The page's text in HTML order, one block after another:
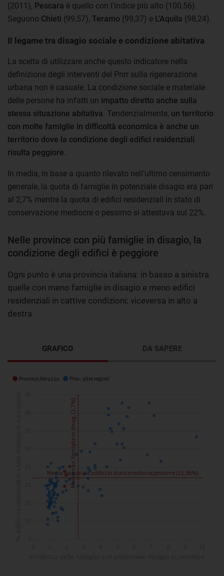
(2011), Pescara è quello con l'indice più alto (100,56).
Seguono Chieti (99,57), Teramo (99,37) e L’Aquila (98,24).
Il legame tra disagio sociale e condizione abitativa
La scelta di utilizzare anche questo indicatore nella
definizione degli interventi del Pnrr sulla rigenerazione
urbana non è casuale. La condizione sociale e materiale
delle persone ha infatti un impatto diretto anche sulla
stessa situazione abitativa. Tendenzialmente, un territorio
con molte famiglie in difficoltà economica è anche un
territorio dove la condizione degli edifici residenziali
risulta peggiore.
In media, in base a quanto rilevato nell’ultimo censimento
generale, la quota di famiglie in potenziale disagio era pari
al 2,7% mentre la quota di edifici residenziali in stato di
conservazione mediocre o pessimo si attestava sul 22%.
Nelle province con più famiglie in disagio, la
condizione degli edifici è peggiore
Ogni punto è una provincia italiana: in basso a sinistra
quelle con meno famiglie in disagio e meno edifici
residenziali in cattive condizioni; viceversa in alto a
destra
GRAFICO DA SAPERE